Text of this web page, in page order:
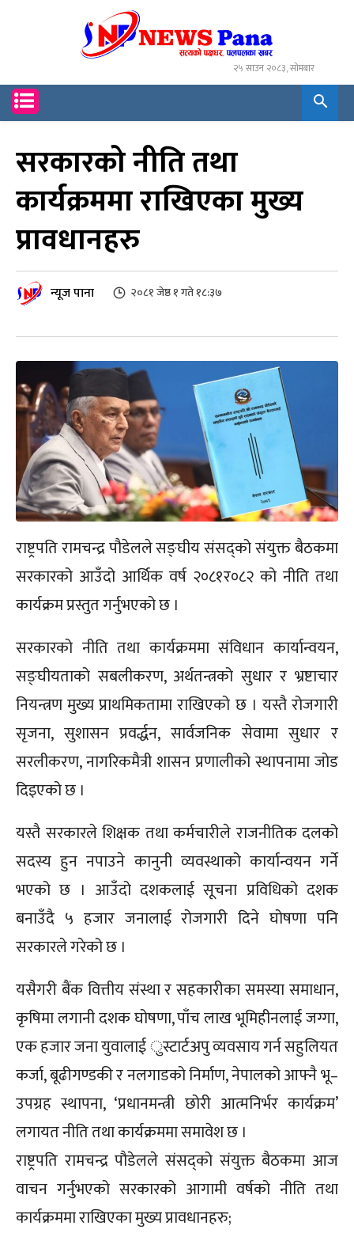
२५ साउन २०८३, सोमबार
सरकारको नीति तथा
कार्यक्रममा राखिएका मुख्य
प्रावधानहरु
न्यूज पाना २०८१ जेष्ठ १ गते १८:३७
राष्ट्रपति रामचन्द्र पौडेलले सङ्घीय संसद्को संयुक्त बैठकमा
सरकारको आउँदो आर्थिक वर्ष २०८१र०८२ को नीति तथा
कार्यक्रम प्रस्तुत गर्नुभएको छ ।
सरकारको नीति तथा कार्यक्रममा संविधान कार्यान्वयन,
सङ्घीयताको सबलीकरण, अर्थतन्त्रको सुधार र भ्रष्टाचार
नियन्त्रण मुख्य प्राथमिकतामा राखिएको छ । यस्तै रोजगारी
सृजना, सुशासन प्रवर्द्धन, सार्वजनिक सेवामा सुधार र
सरलीकरण, नागरिकमैत्री शासन प्रणालीको स्थापनामा जोड
दिइएको छ ।
यस्तै सरकारले शिक्षक तथा कर्मचारीले राजनीतिक दलको
सदस्य हुन नपाउने कानुनी व्यवस्थाको कार्यान्वयन गर्ने
भएको छ । आउँदो दशकलाई सूचना प्रविधिको दशक
बनाउँदै ५ हजार जनालाई रोजगारी दिने घोषणा पनि
सरकारले गरेको छ ।
यसैगरी बैंक वित्तीय संस्था र सहकारीका समस्या समाधान,
कृषिमा लगानी दशक घोषणा, पाँच लाख भूमिहीनलाई जग्गा,
एक हजार जना युवालाई ुस्टार्टअपु व्यवसाय गर्न सहुलियत
कर्जा, बूढीगण्डकी र नलगाडको निर्माण, नेपालको आफ्नै भू–
उपग्रह स्थापना, ‘प्रधानमन्त्री छोरी आत्मनिर्भर कार्यक्रम’
लगायत नीति तथा कार्यक्रममा समावेश छ ।
राष्ट्रपति रामचन्द्र पौडेलले संसद्को संयुक्त बैठकमा आज
वाचन गर्नुभएको सरकारको आगामी वर्षको नीति तथा
कार्यक्रममा राखिएका मुख्य प्रावधानहरु;